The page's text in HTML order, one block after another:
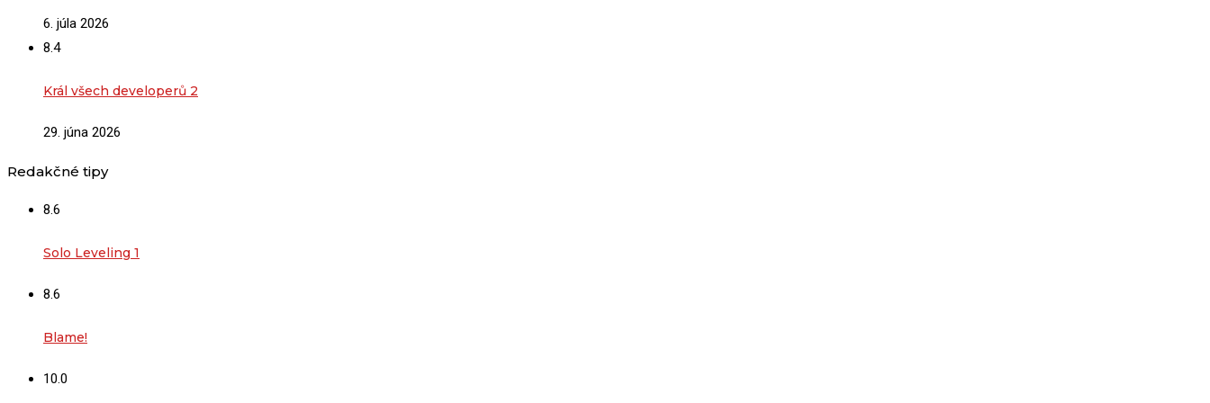
6. júla 2026
8.4
Král všech developerů 2
29. júna 2026
Redakčné tipy
8.6
Solo Leveling 1
8.6
Blame!
10.0